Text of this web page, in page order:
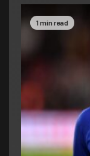
1 min read